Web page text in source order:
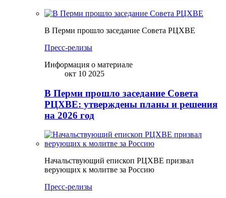
В Перми прошло заседание Совета РЦХВЕ
Пресс-релизы
Информация о материале
окт 10 2025
В Перми прошло заседание Совета
РЦХВЕ: утверждены планы и решения
на 2026 год
Начальствующий епископ РЦХВЕ призвал
верующих к молитве за Россию
Пресс-релизы